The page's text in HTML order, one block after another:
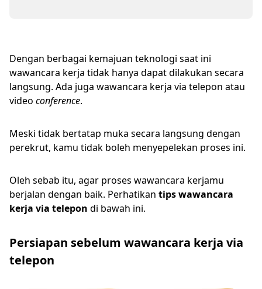
Dengan berbagai kemajuan teknologi saat ini
wawancara kerja tidak hanya dapat dilakukan secara
langsung. Ada juga wawancara kerja via telepon atau
video conference.
Meski tidak bertatap muka secara langsung dengan
perekrut, kamu tidak boleh menyepelekan proses ini.
Oleh sebab itu, agar proses wawancara kerjamu
berjalan dengan baik. Perhatikan tips wawancara
kerja via telepon di bawah ini.
Persiapan sebelum wawancara kerja via
telepon